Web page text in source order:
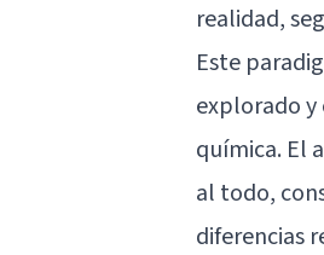
realidad,
Este
explorado y
química. El
al todo,
diferencias